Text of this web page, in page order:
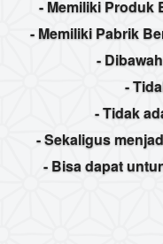
- Memiliki Produk
- Memiliki Pabrik
-
-
- Tidak
- Sekaligus
- Bisa dapat